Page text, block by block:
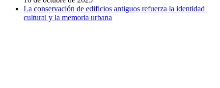
La conservación de edificios antiguos refuerza la identidad
cultural y la memoria urbana